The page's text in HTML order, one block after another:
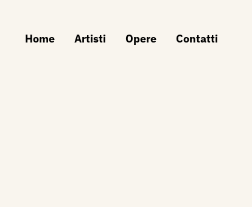
Home Artisti Opere Contatti